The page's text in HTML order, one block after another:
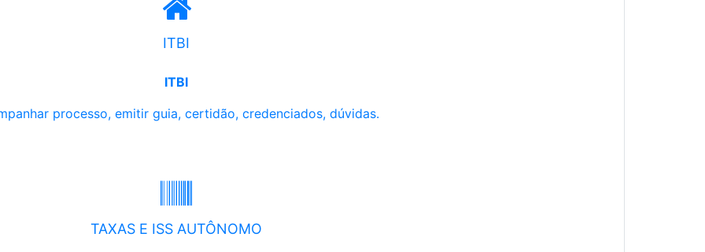
ITBI
ITBI
processo, emitir guia, certidão, credenciados, dúvidas.
TAXAS E ISS AUTÔNOMO